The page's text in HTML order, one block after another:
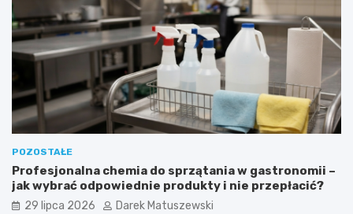
POZOSTAŁE
Profesjonalna chemia do sprzątania w gastronomii –
jak wybrać odpowiednie produkty i nie przepłacić?
29 lipca 2026 Darek Matuszewski